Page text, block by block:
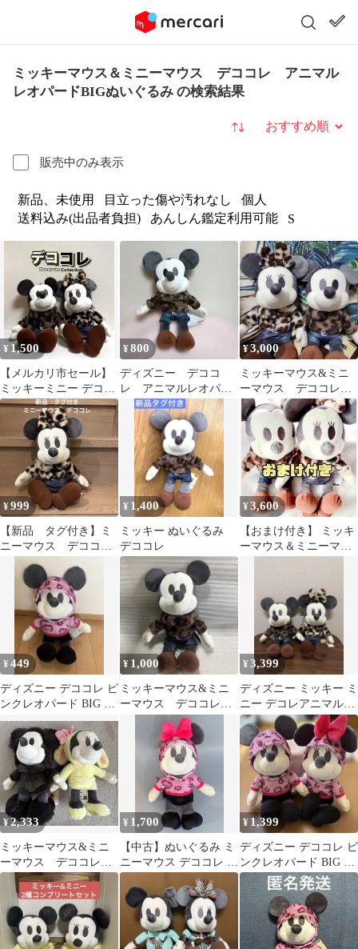
ミッキーマウス＆ミニーマウス デココレ アニマル
レオパードBIGぬいぐるみ の検索結果
販売中のみ表示
並び替え
新品、未使用 目立った傷や汚れなし
個人
送料込み(出品者負担)
あんしん鑑定利用可能 S
¥ 1,500
【メルカリ市セール】
ミッキーミニー デココ
レ アニマルレオパード
BIGぬいぐるみ
¥800
ディズニー デココ
レ アニマルレオパー
ドBIGぬいぐるみ＊ミ
ッキーマウス
¥3,000
ミッキーマウス&ミニ
ーマウス デココレ
アニマルレオパード
BIGぬいぐるみ
¥999
【新品 タグ付き】ミ
ニーマウス デココ
レ アニマルレオパー
ドBIGぬいぐるみ
¥ 1,400
ミッキー ぬいぐるみ
デココレ
¥3,600
【おまけ付き】 ミッキ
ーマウス＆ミニーマウ
¥449
ディズニー デココレ ピ
ンクレオパード BIG ぬ
いぐるみ ミッキー
[新品]
¥ 1,000
ミッキーマウス&ミニ
ーマウス デココレ
アニマルレオバード
BIGぬいぐるみ
¥3,399
ディズニー ミッキー ミ
ニー デコレアニマルレ
オパード BIGぬいぐる
み 2点
¥2,333
ミッキーマウス&ミニ
ーマウス デココレ
BIGぬいぐるみ 2点セ
ット
¥ 1,700
【中古】ぬいぐるみ ミ
ニーマウス デココレ ピ
ンクレオパードBIGぬ
いぐるみ 「ミッキー＆
ミニー」
¥1,399
ディズニー デココレ ピ
ンクレオパード BIG ぬ
いぐるみ ミッキー ＆
ミニー